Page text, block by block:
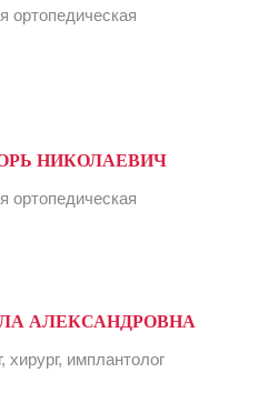
ортопедическая
НИКОЛАЕВИЧ
ортопедическая
АЛЕКСАНДРОВНА
хирург, имплантолог